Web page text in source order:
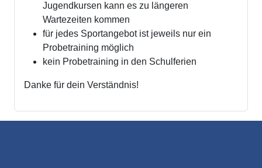
Jugendkursen kann es zu längeren
Wartezeiten kommen
für jedes Sportangebot ist jeweils nur ein
Probetraining möglich
kein Probetraining in den Schulferien
Danke für dein Verständnis!